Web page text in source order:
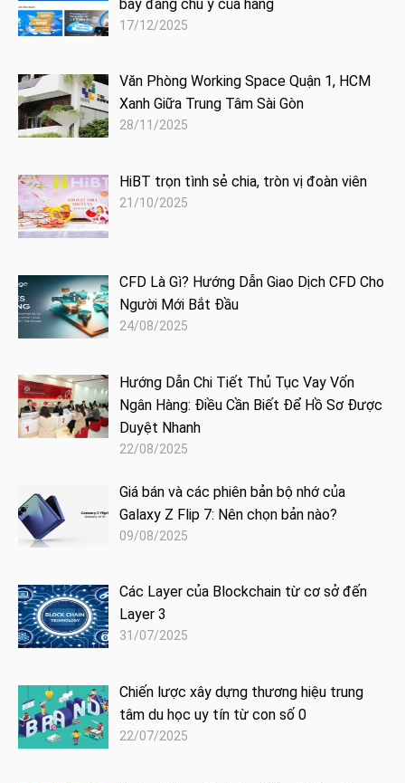
bay đáng chú ý của hãng
17/12/2025
Văn Phòng Working Space Quận 1, HCM
Xanh Giữa Trung Tâm Sài Gòn
28/11/2025
HiBT trọn tình sẻ chia, tròn vị đoàn viên
21/10/2025
CFD Là Gì? Hướng Dẫn Giao Dịch CFD Cho
Người Mới Bắt Đầu
24/08/2025
Hướng Dẫn Chi Tiết Thủ Tục Vay Vốn
Ngân Hàng: Điều Cần Biết Để Hồ Sơ Được
Duyệt Nhanh
22/08/2025
Giá bán và các phiên bản bộ nhớ của
Galaxy Z Flip 7: Nên chọn bản nào?
09/08/2025
Các Layer của Blockchain từ cơ sở đến
Layer 3
31/07/2025
Chiến lược xây dựng thương hiệu trung
tâm du học uy tín từ con số 0
22/07/2025